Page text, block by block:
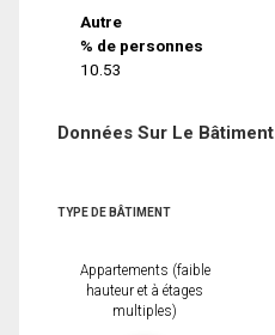
Autre
% de personnes
10.53
Données Sur Le Bâtiment
TYPE DE BÂTIMENT
Appartements (faible
hauteur et à étages
multiples)